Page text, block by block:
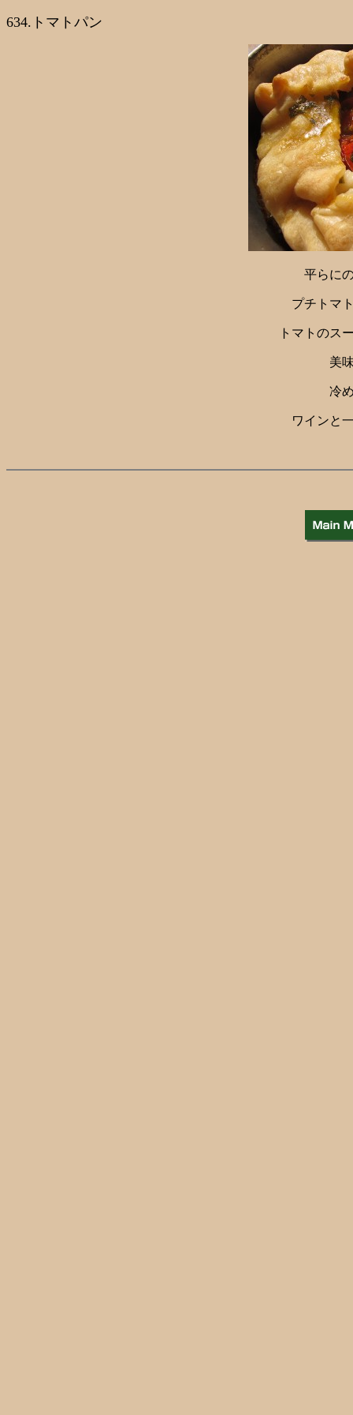
634.トマトパン
平らに
プチトマ
トマトのス
美
冷
ワインと